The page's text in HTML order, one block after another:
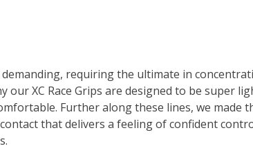
requiring the ultimate in
our XC Race Grips are designed to be super
Further along these lines, we made
that delivers a feeling of confident